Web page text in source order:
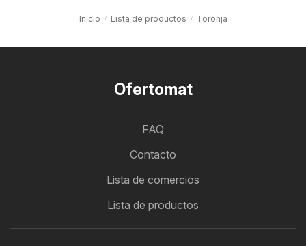
Inicio Lista de productos Toronja
Ofertomat
FAQ
Contacto
Lista de comercios
Lista de productos